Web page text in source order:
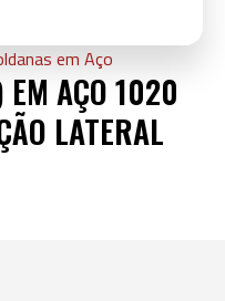
em Aço
EM AÇO 1020
LATERAL